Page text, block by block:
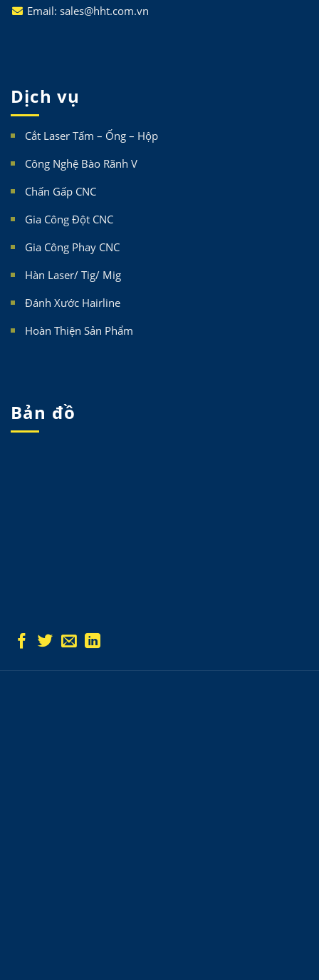
Email: sales@hht.com.vn
Dịch vụ
Cắt Laser Tấm – Ống – Hộp
Công Nghệ Bào Rãnh V
Chấn Gấp CNC
Gia Công Đột CNC
Gia Công Phay CNC
Hàn Laser/ Tig/ Mig
Đánh Xước Hairline
Hoàn Thiện Sản Phẩm
Bản đồ